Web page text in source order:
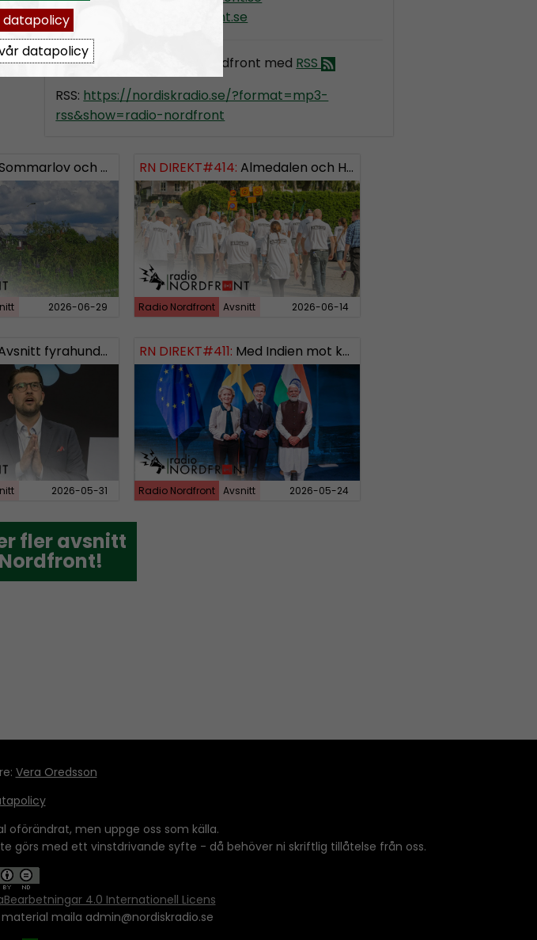
martin.saxlind@nordfront.se
Prenumerera på Radio Nordfront med RSS
RSS: https://nordiskradio.se/?format=mp3-
rss&show=radio-nordfront
0738958452
och prepping SWISH: 0738958452
2026-06-29
RN DIREKT#414: Almedalen och Hübinettes fall
Radio Nordfront Avsnitt 2026-06-14
fyrahundratolv SWISH: 0700738064
2026-05-31
RN DIREKT#411: Med Indien mot kosmos SWISH: 0700738064
Radio Nordfront Avsnitt 2026-05-24
fler avsnitt
fler avsnitt
Vera Oredsson
oförändrat, men uppge oss som källa.
görs med ett vinstdrivande syfte - då behöver ni skriftlig tillåtelse från oss.
4.0 Internationell Licens
maila admin@nordiskradio.se
datapolicy
datapolicy